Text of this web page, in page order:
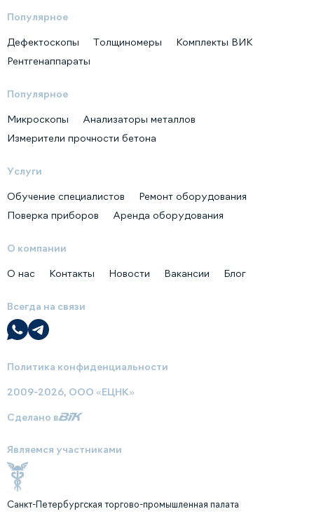
Популярное
Дефектоскопы Толщиномеры
Комплекты ВИК
Рентгенаппараты
Популярное
Микроскопы
Анализаторы металлов
Измерители прочности бетона
Услуги
Обучение специалистов
Ремонт оборудования
Поверка приборов
Аренда оборудования
О компании
О нас Контакты Новости Вакансии Блог
Всегда на связи
Политика конфиденциальности
2009-2026, ООО «ЕЦНК»
Сделано в
Являемся участниками
Санкт-Петербургская торгово-промышленная палата